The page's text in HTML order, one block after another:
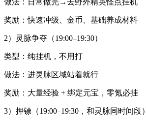
奖励：快速冲级、金币、基础养成材料
2）灵脉争夺（19:00–19:30）
类型：纯挂机，不用打
做法：进灵脉区域站着就行
奖励：大量经验 + 绑定元宝，零氪必挂
3）押镖（19:00–19:30，和灵脉同时间段）